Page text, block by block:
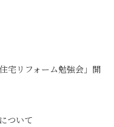
宅リフォーム勉強会」開
ついて